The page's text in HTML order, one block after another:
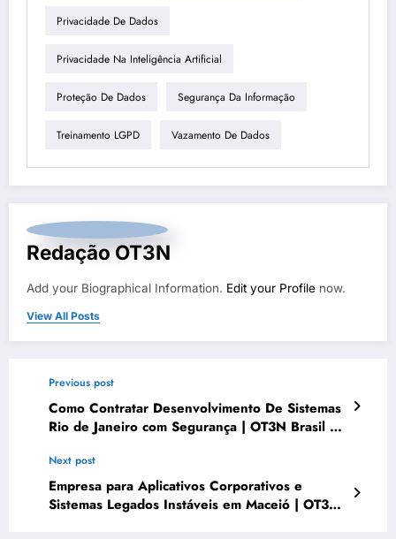
Privacidade De Dados
Privacidade Na Inteligência Artificial
Proteção De Dados Segurança Da Informação
Treinamento LGPD Vazamento De Dados
Redação OT3N
Add your Biographical Information. Edit your Profile now.
View All Posts
Previous post
Como Contratar Desenvolvimento De Sistemas
Rio de Janeiro com Segurança | OT3N Brasil –
Next post
Empresa para Aplicativos Corporativos e
Sistemas Legados Instáveis em Maceió | OT3N